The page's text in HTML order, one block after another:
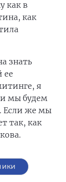
как в
как
знать
ее
я
мы будем
Если же мы
так, как